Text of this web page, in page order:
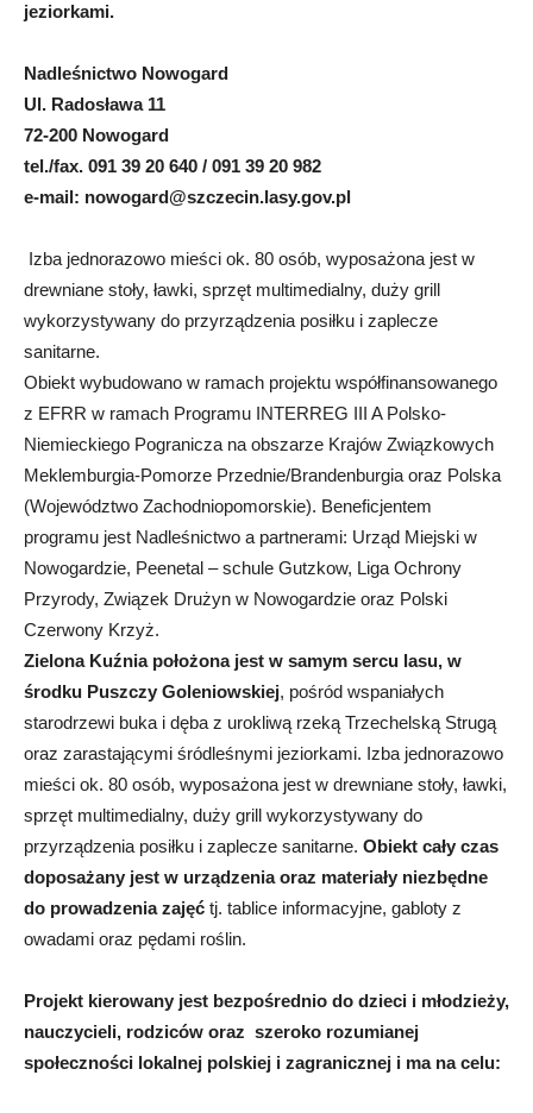
jeziorkami.
Nadleśnictwo Nowogard
Ul. Radosława 11
72-200 Nowogard
tel./fax. 091 39 20 640 / 091 39 20 982
e-mail: nowogard@szczecin.lasy.gov.pl
Izba jednorazowo mieści ok. 80 osób, wyposażona jest w
drewniane stoły, ławki, sprzęt multimedialny, duży grill
wykorzystywany do przyrządzenia posiłku i zaplecze
sanitarne.
Obiekt wybudowano w ramach projektu współfinansowanego
z EFRR w ramach Programu INTERREG III A Polsko-
Niemieckiego Pogranicza na obszarze Krajów Związkowych
Meklemburgia-Pomorze Przednie/Brandenburgia oraz Polska
(Województwo Zachodniopomorskie). Beneficjentem
programu jest Nadleśnictwo a partnerami: Urząd Miejski w
Nowogardzie, Peenetal – schule Gutzkow, Liga Ochrony
Przyrody, Związek Drużyn w Nowogardzie oraz Polski
Czerwony Krzyż.
Zielona Kuźnia położona jest w samym sercu lasu, w
środku Puszczy Goleniowskiej, pośród wspaniałych
starodrzewi buka i dęba z urokliwą rzeką Trzechelską Strugą
oraz zarastającymi śródleśnymi jeziorkami. Izba jednorazowo
mieści ok. 80 osób, wyposażona jest w drewniane stoły, ławki,
sprzęt multimedialny, duży grill wykorzystywany do
przyrządzenia posiłku i zaplecze sanitarne. Obiekt cały czas
doposażany jest w urządzenia oraz materiały niezbędne
do prowadzenia zajęć tj. tablice informacyjne, gabloty z
owadami oraz pędami roślin.
Projekt kierowany jest bezpośrednio do dzieci i młodzieży,
nauczycieli, rodziców oraz szeroko rozumianej
społeczności lokalnej polskiej i zagranicznej i ma na celu: